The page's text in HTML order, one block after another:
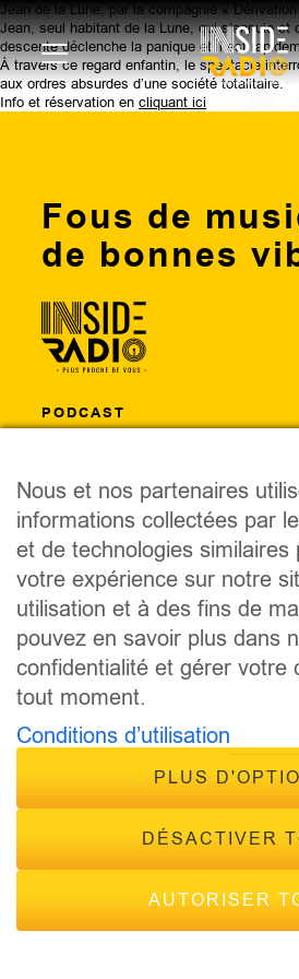
Jean de la Lune, par la compagnie « Dérivation
Jean, seul habitant de la Lune, qui s’ennuie et
descente déclenche la panique et il est
À travers ce regard enfantin, le spectacle
aux ordres absurdes d’une société totalitaire.
Info et réservation en cliquant ici
Fous de
de bonnes
PODCAST
CONCOURS
ÉVÈNEMENTS
CONTACT
FRÉQUENCES
© 2026 - Tous droits réservés Inside
Inside Communication
Politique de
Nous et nos partenaires
informations collectées par
et de technologies similaires
votre expérience sur notre
utilisation et à des fins de
pouvez en savoir plus dans
confidentialité et gérer votre
tout moment.
Conditions d’utilisation
PLUS
DÉSACTIVER
AUTORISER